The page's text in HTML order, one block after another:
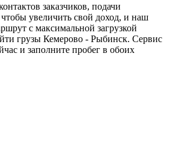
заказчиков, подачи
увеличить свой доход, и наш
с максимальной загрузкой
грузы Кемерово - Рыбинск. Сервис
и заполните пробег в обоих